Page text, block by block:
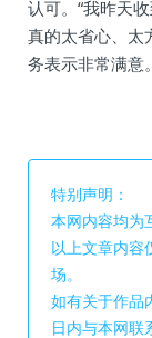
认可。“我昨天
真的太省心、太
务表示非常满意。
特别声明：
本网内容均为
以上文章内容
场。
如有关于作品
日内与本网联